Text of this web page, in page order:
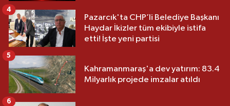
Pazarcık'ta CHP’li Belediye Başkanı
Haydar İkizler tüm ekibiyle istifa
etti! İşte yeni partisi
4
Kahramanmaraş'a dev yatırım: 83.4
Milyarlık projede imzalar atıldı
5
6